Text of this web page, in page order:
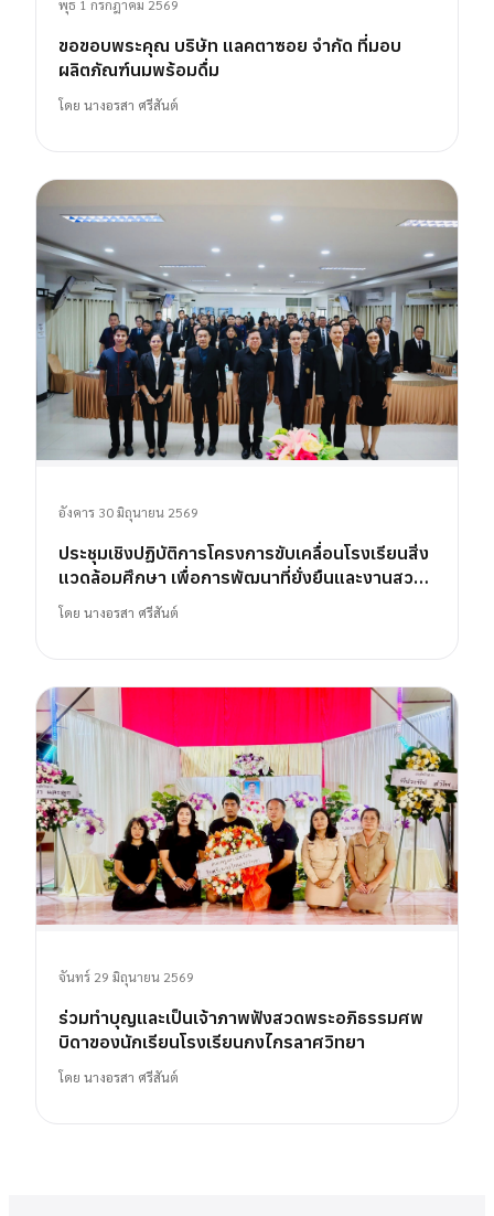
พุธ 1 กรกฎาคม 2569
ขอขอบพระคุณ บริษัท แลคตาซอย จำกัด ที่มอบ
ผลิตภัณฑ์นมพร้อมดื่ม
โดย นางอรสา ศรีสันต์
อังคาร 30 มิถุนายน 2569
ประชุมเชิงปฏิบัติการโครงการขับเคลื่อนโรงเรียนสิ่ง
แวดล้อมศึกษา เพื่อการพัฒนาที่ยั่งยืนและงานสวน
พฤกษศาสตร์โรงเรียน
โดย นางอรสา ศรีสันต์
จันทร์ 29 มิถุนายน 2569
ร่วมทำบุญและเป็นเจ้าภาพฟังสวดพระอภิธรรมศพ
บิดาของนักเรียนโรงเรียนกงไกรลาศวิทยา
โดย นางอรสา ศรีสันต์